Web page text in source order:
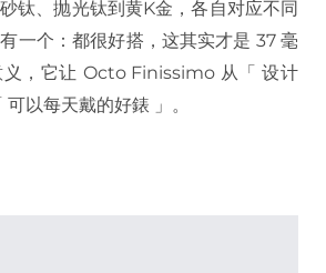
钛、抛光钛到黄K金，各自对应不同
一个：都很好搭，这其实才是 37 毫
义，它让 Octo Finissimo 从「 设计
以每天戴的好錶 」。